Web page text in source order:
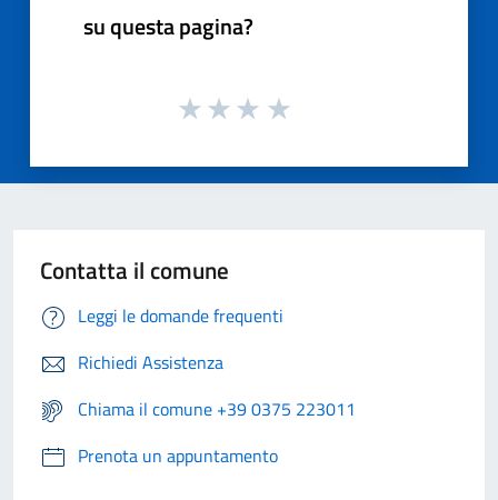
su questa pagina?
Contatta il comune
Leggi le domande frequenti
Richiedi Assistenza
Chiama il comune +39 0375 223011
Prenota un appuntamento